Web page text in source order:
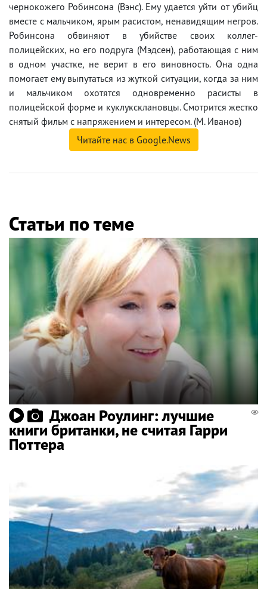
чернокожего Робинсона (Вэнс). Ему удается уйти от убийц
вместе с мальчиком, ярым расистом, ненавидящим негров.
Робинсона обвиняют в убийстве своих коллег-
полицейских, но его подруга (Мэдсен), работающая с ним
в одном участке, не верит в его виновность. Она одна
помогает ему выпутаться из жуткой ситуации, когда за ним
и мальчиком охотятся одновременно расисты в
полицейской форме и куклуксклановцы. Смотрится жестко
снятый фильм с напряжением и интересом. (М. Иванов)
Читайте нас в Google.News
Статьи по теме
Джоан Роулинг: лучшие
книги британки, не считая Гарри
Поттера